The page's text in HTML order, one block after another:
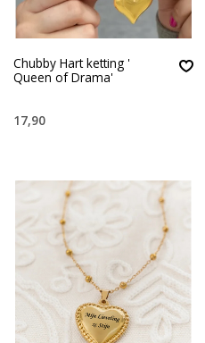
Chubby Hart ketting '
Queen of Drama'
17,90